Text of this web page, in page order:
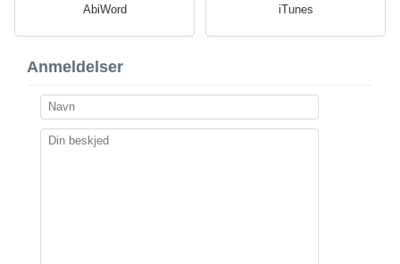
AbiWord iTunes
Anmeldelser